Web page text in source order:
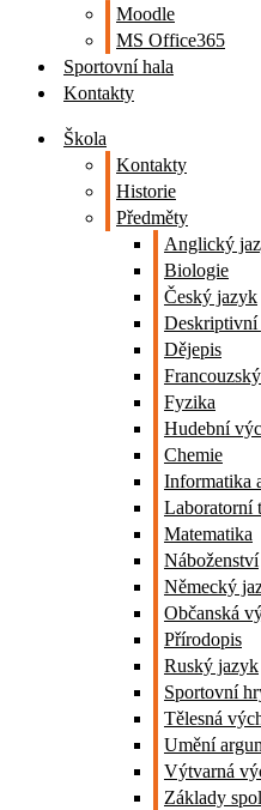
Moodle
MS Office365
Sportovní hala
Kontakty
Škola
Kontakty
Historie
Předměty
Anglický
Biologie
Český jazyk
Deskriptivní
Dějepis
Fyzika
Hudební
Chemie
Informatika
Laboratorní
Matematika
Náboženství
Německý
Občanská
Přírodopis
Ruský jazyk
Sportovní
Tělesná
Umění
Výtvarná
Základy